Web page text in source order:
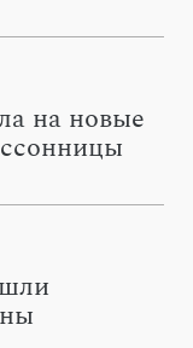
на новые